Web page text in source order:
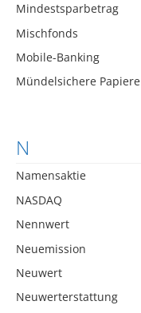
Mindestsparbetrag
Mischfonds
Mobile-Banking
Mündelsichere Papiere
N
Namensaktie
NASDAQ
Nennwert
Neuemission
Neuwert
Neuwerterstattung